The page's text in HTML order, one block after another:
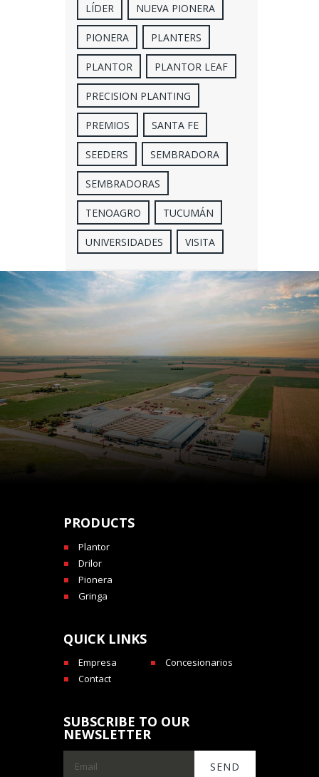
LÍDER NUEVA PIONERA
PIONERA PLANTERS
PLANTOR PLANTOR LEAF
PRECISION PLANTING
PREMIOS SANTA FE
SEEDERS SEMBRADORA
SEMBRADORAS
TENOAGRO TUCUMÁN
UNIVERSIDADES VISITA
PRODUCTS
Plantor
Drilor
Pionera
Gringa
QUICK LINKS
Empresa
Concesionarios
Contact
SUBSCRIBE TO OUR
NEWSLETTER